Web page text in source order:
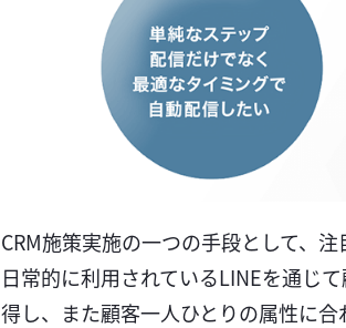
CRM施策実施の一つの手段として、
日常的に利用されているLINEを通じ
得し、また顧客一人ひとりの属性に